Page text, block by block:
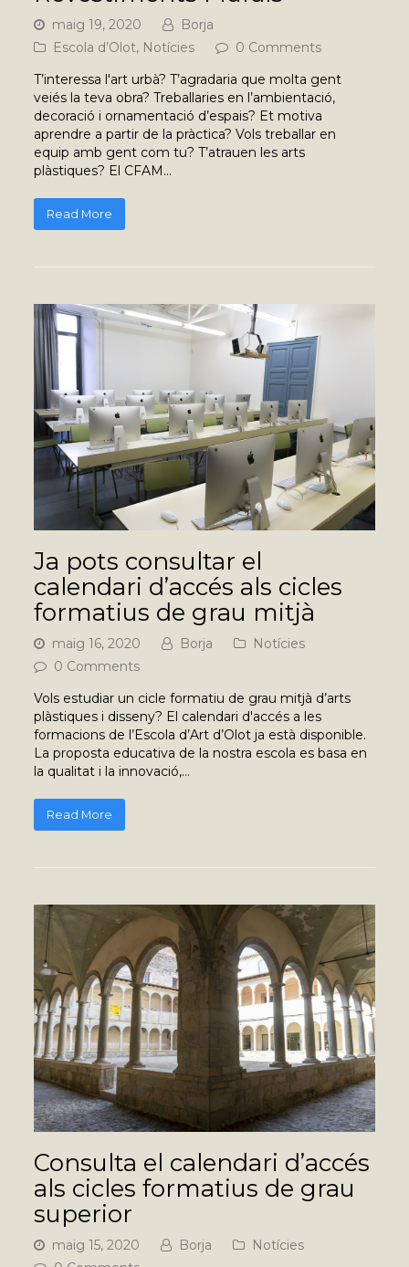
maig 19, 2020
Borja
Escola d’Olot, Notícies
0 Comments
T’interessa l'art urbà? T’agradaria que molta gent
veiés la teva obra? Treballaries en l’ambientació,
decoració i ornamentació d’espais? Et motiva
aprendre a partir de la pràctica? Vols treballar en
equip amb gent com tu? T’atrauen les arts
plàstiques? El CFAM…
Read More
Ja pots consultar el
calendari d’accés als cicles
formatius de grau mitjà
maig 16, 2020 Borja
Notícies
0 Comments
Vols estudiar un cicle formatiu de grau mitjà d’arts
plàstiques i disseny? El calendari d'accés a les
formacions de l’Escola d’Art d’Olot ja està disponible.
La proposta educativa de la nostra escola es basa en
la qualitat i la innovació,…
Read More
Consulta el calendari d’accés
als cicles formatius de grau
superior
maig 15, 2020 Borja
Notícies